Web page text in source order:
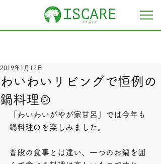
わいわいリビングで恒例の
鍋料理🍲
2019年1月12日
「わいわいがやが家甘呂」では今年も
鍋料理🍲を楽しみました。
普段の食事とは違い、一つのお鍋を囲